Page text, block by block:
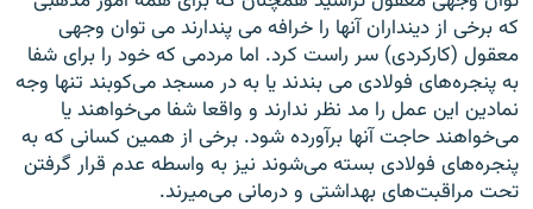
که برخی از دینداران آنها را خرافه می پندارند می توان وجهی
معقول (کارکردی) سر راست کرد. اما مردمی که خود را برای شفا
به پنجره‌های فولادی می بندند یا به در مسجد می‌کوبند تنها وجه
نمادین این عمل را مد نظر ندارند و واقعا شفا می‌خواهند یا
می‌خواهند حاجت آنها برآورده شود. برخی از همین کسانی که به
پنجره‌های فولادی بسته می‌شوند نیز به واسطه عدم قرار گرفتن
تحت مراقبت‌های بهداشتی و درمانی می‌میرند.